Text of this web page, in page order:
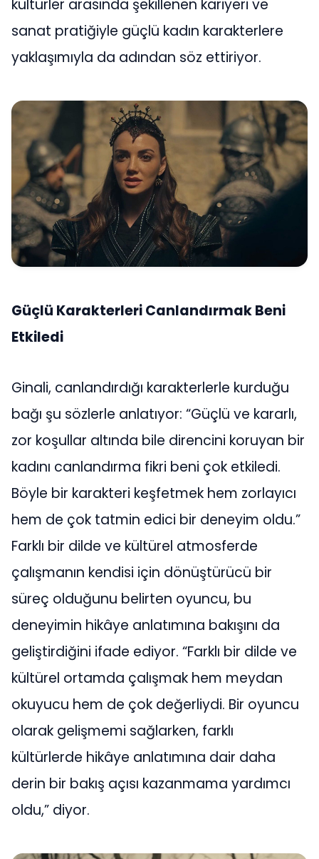
kültürler arasında şekillenen kariyeri ve
sanat pratiğiyle güçlü kadın karakterlere
yaklaşımıyla da adından söz ettiriyor.
Güçlü Karakterleri Canlandırmak Beni
Etkiledi
Ginali, canlandırdığı karakterlerle kurduğu
bağı şu sözlerle anlatıyor: “Güçlü ve kararlı,
zor koşullar altında bile direncini koruyan bir
kadını canlandırma fikri beni çok etkiledi.
Böyle bir karakteri keşfetmek hem zorlayıcı
hem de çok tatmin edici bir deneyim oldu.”
Farklı bir dilde ve kültürel atmosferde
çalışmanın kendisi için dönüştürücü bir
süreç olduğunu belirten oyuncu, bu
deneyimin hikâye anlatımına bakışını da
geliştirdiğini ifade ediyor. “Farklı bir dilde ve
kültürel ortamda çalışmak hem meydan
okuyucu hem de çok değerliydi. Bir oyuncu
olarak gelişmemi sağlarken, farklı
kültürlerde hikâye anlatımına dair daha
derin bir bakış açısı kazanmama yardımcı
oldu,” diyor.